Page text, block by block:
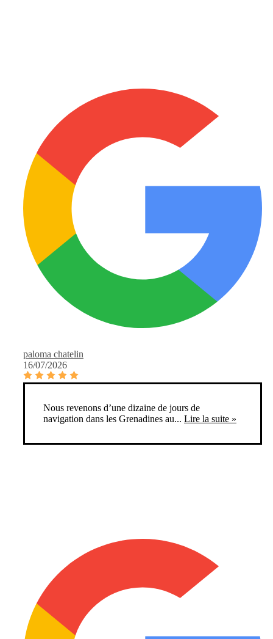
paloma chatelin
16/07/2026
Nous revenons d’une dizaine de jours de
navigation dans les Grenadines au... Lire la suite »